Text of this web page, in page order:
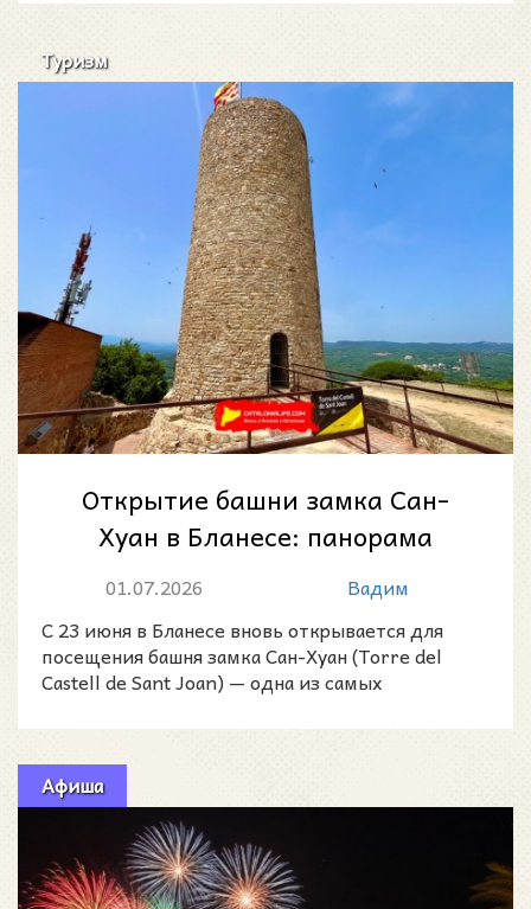
Туризм
Открытие башни замка Сан-
Хуан в Бланесе: панорама
Коста-Бравы с высоты
средневековой крепо...
01.07.2026
Вадим
С 23 июня в Бланесе вновь открывается для
посещения башня замка Сан-Хуан (Torre del
Castell de Sant Joan) — одна из самых
Афиша